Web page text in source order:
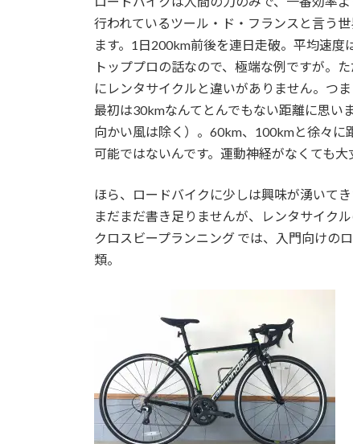
行われているツール・ド・フランスと言う
ます。1日200km前後を連日走破。平均速
トッププロの話なので、極端な例ですが。
にレンタサイクルと違いがありません。つ
最初は30kmなんてとんでもない距離に思い
向かい風は除く）。60km、100kmと徐々
可能ではないんです。運動神経がなくても
ほら、ロードバイクに少しは興味が湧いてき
まだまだ書き足りませんが、レンタサイクル
クロスビープランニング では、入門向けの
類。